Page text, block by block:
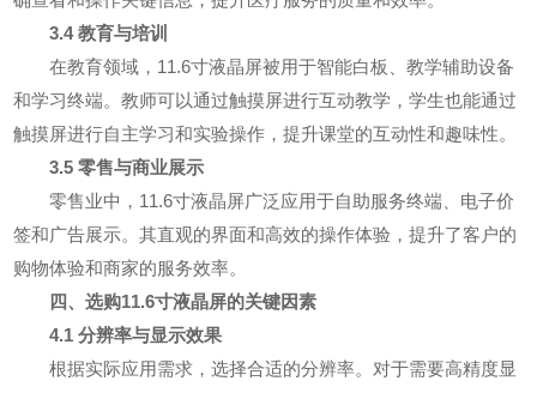
3.4 教育与培训
在教育领域，11.6寸液晶屏被用于智能白板、教学辅助设备
和学习终端。教师可以通过触摸屏进行互动教学，学生也能通过
触摸屏进行自主学习和实验操作，提升课堂的互动性和趣味性。
3.5 零售与商业展示
零售业中，11.6寸液晶屏广泛应用于自助服务终端、电子价
签和广告展示。其直观的界面和高效的操作体验，提升了客户的
购物体验和商家的服务效率。
四、选购11.6寸液晶屏的关键因素
4.1 分辨率与显示效果
根据实际应用需求，选择合适的分辨率。对于需要高精度显